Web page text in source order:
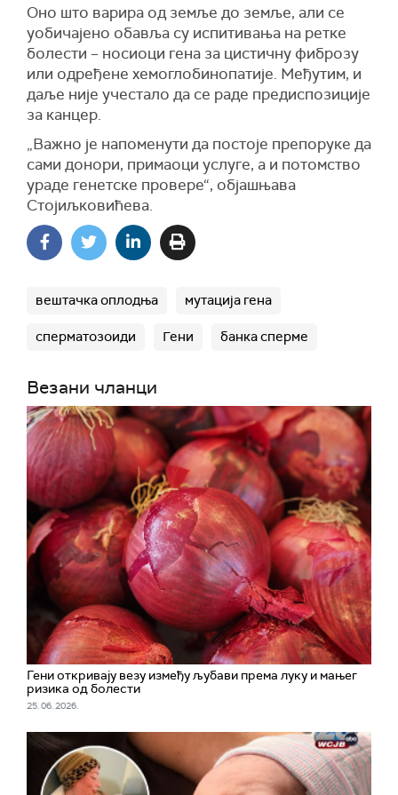
Оно што варира од земље до земље, али се
уобичајено обавља су испитивања на ретке
болести – носиоци гена за цистичну фиброзу
или одређене хемоглобинопатије. Међутим, и
даље није учестало да се раде предиспозиције
за канцер.
„Важно је напоменути да постоје препоруке да
сами донори, примаоци услуге, а и потомство
ураде генетске провере“, објашњава
Стојиљковићева.
вештачка оплодња мутација гена
сперматозоиди Гени банка сперме
Везани чланци
Гени откривају везу између љубави према луку и мањег
ризика од болести
25. 06. 2026.